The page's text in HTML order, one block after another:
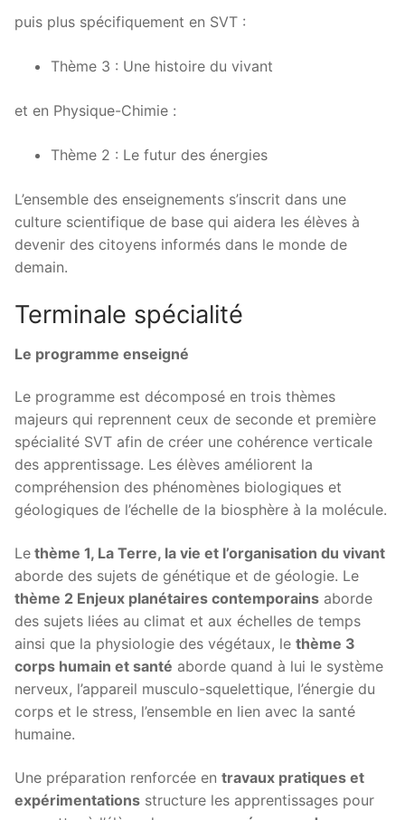
puis plus spécifiquement en SVT :
Thème 3 : Une histoire du vivant
et en Physique-Chimie :
Thème 2 : Le futur des énergies
L’ensemble des enseignements s’inscrit dans une
culture scientifique de base qui aidera les élèves à
devenir des citoyens informés dans le monde de
demain.
Terminale spécialité
Le programme enseigné
Le programme est décomposé en trois thèmes
majeurs qui reprennent ceux de seconde et première
spécialité SVT afin de créer une cohérence verticale
des apprentissage. Les élèves améliorent la
compréhension des phénomènes biologiques et
géologiques de l’échelle de la biosphère à la molécule.
Le thème 1, La Terre, la vie et l’organisation du vivant
aborde des sujets de génétique et de géologie. Le
thème 2 Enjeux planétaires contemporains aborde
des sujets liées au climat et aux échelles de temps
ainsi que la physiologie des végétaux, le thème 3
corps humain et santé aborde quand à lui le système
nerveux, l’appareil musculo-squelettique, l’énergie du
corps et le stress, l’ensemble en lien avec la santé
humaine.
Une préparation renforcée en travaux pratiques et
expérimentations structure les apprentissages pour